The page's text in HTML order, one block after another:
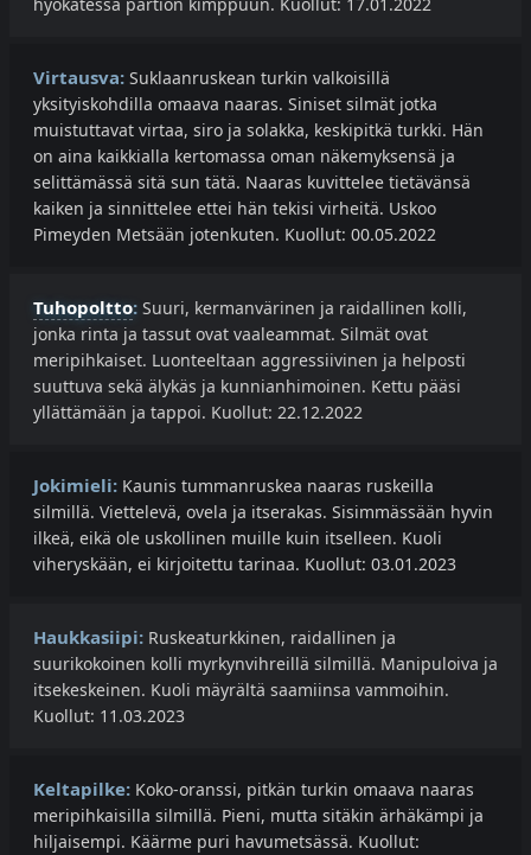
hyökätessä partion kimppuun. Kuollut: 17.01.2022
Virtausva: Suklaanruskean turkin valkoisillä
yksityiskohdilla omaava naaras. Siniset silmät jotka
muistuttavat virtaa, siro ja solakka, keskipitkä turkki. Hän
on aina kaikkialla kertomassa oman näkemyksensä ja
selittämässä sitä sun tätä. Naaras kuvittelee tietävänsä
kaiken ja sinnittelee ettei hän tekisi virheitä. Uskoo
Pimeyden Metsään jotenkuten. Kuollut: 00.05.2022
Tuhopoltto: Suuri, kermanvärinen ja raidallinen kolli,
jonka rinta ja tassut ovat vaaleammat. Silmät ovat
meripihkaiset. Luonteeltaan aggressiivinen ja helposti
suuttuva sekä älykäs ja kunnianhimoinen. Kettu pääsi
yllättämään ja tappoi. Kuollut: 22.12.2022
Jokimieli: Kaunis tummanruskea naaras ruskeilla
silmillä. Viettelevä, ovela ja itserakas. Sisimmässään hyvin
ilkeä, eikä ole uskollinen muille kuin itselleen. Kuoli
viheryskään, ei kirjoitettu tarinaa. Kuollut: 03.01.2023
Haukkasiipi: Ruskeaturkkinen, raidallinen ja
suurikokoinen kolli myrkynvihreillä silmillä. Manipuloiva ja
itsekeskeinen. Kuoli mäyrältä saamiinsa vammoihin.
Kuollut: 11.03.2023
Keltapilke: Koko-oranssi, pitkän turkin omaava naaras
meripihkaisilla silmillä. Pieni, mutta sitäkin ärhäkämpi ja
hiljaisempi. Käärme puri havumetsässä. Kuollut: